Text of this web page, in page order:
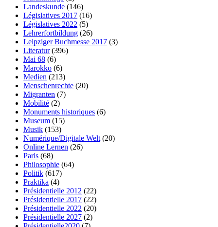
Landeskunde (146)
Législatives 2017 (16)
Législatives 2022 (5)
Lehrerfortbildung (26)
Leipziger Buchmesse 2017 (3)
Literatur(396)
Mai 68 (6)
Marokko (6)
Medien (213)
Menschenrechte (20)
Migranten (7)
Mobilité (2)
Monuments historiques (6)
Museum (15)
Musik (153)
Numérique/Digitale Welt (20)
Online Lernen (26)
Paris (68)
Philosophie (64)
Politik (617)
Praktika (4)
Présidentielle 2012 (22)
Présidentielle 2017 (22)
Présidentielle 2022 (20)
Présidentielle 2027 (2)